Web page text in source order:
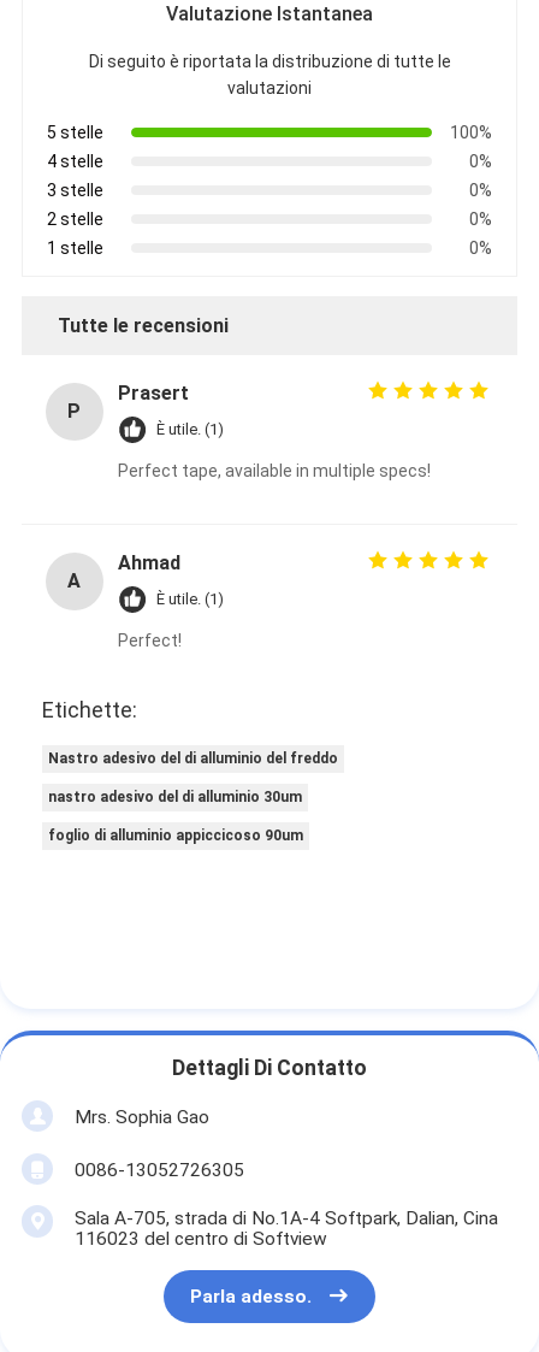
Valutazione Istantanea
Di seguito è riportata la distribuzione di tutte le
valutazioni
5 stelle
100%
4 stelle
0%
3 stelle
0%
2 stelle
0%
1 stelle
0%
Tutte le recensioni
P
Prasert
È utile. (1)
Perfect tape, available in multiple specs!
A
Ahmad
È utile. (1)
Perfect!
Etichette:
Nastro adesivo del di alluminio del freddo
nastro adesivo del di alluminio 30um
foglio di alluminio appiccicoso 90um
Dettagli Di Contatto
Mrs. Sophia Gao
0086-13052726305
Sala A-705, strada di No.1A-4 Softpark, Dalian, Cina
116023 del centro di Softview
Parla adesso.